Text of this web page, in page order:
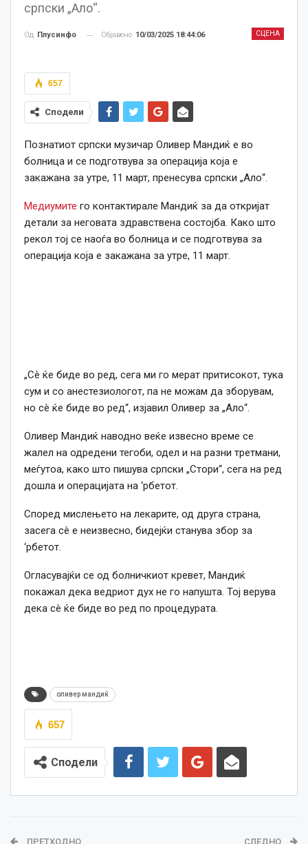
српски „Ало“.
СЦЕНА
Од Плусинфо Објавено 10/03/2025 18:44:06
657
Сподели
Познатиот српски музичар Оливер Мандиќ е во
болница и се подготвува за операција која е
закажана за утре, 11 март, пренесува српски „Ало“.
Медиумите го контактирале Мандиќ за да откријат
детали за неговата здравствена состојба. Како што
рекол тој се наоѓа во болница и се подготвува за
операција која е закажана за утре, 11 март.
„Сè ќе биде во ред, сега ми го мерат притисокот, тука
сум и со анестезиологот, па не можам да зборувам,
но сè ќе биде во ред“, изјавил Оливер за „Ало“.
Оливер Мандиќ наводно веќе извесно време се
жалел на одредени тегоби, одел и на разни третмани,
меѓутоа, како што пишува српски „Стори“, сега на ред
дошла и операцијата на ‘рбетот.
Според мислењето на лекарите, од друга страна,
засега сè е неизвесно, бидејќи станува збор за
‘рбетот.
Огласувајќи се од болничкиот кревет, Мандиќ
покажал дека ведриот дух не го напушта. Тој верува
дека сè ќе биде во ред по процедурата.
оливер мандиќ
657
Сподели
ПРЕТХОДНО СЛЕДНО